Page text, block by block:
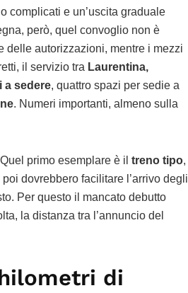
complicati e un’uscita graduale
però, quel convoglio non è
delle autorizzazioni, mentre i mezzi
il servizio tra Laurentina,
a sedere, quattro spazi per sedie a
. Numeri importanti, almeno sulla
primo esemplare è il treno tipo,
dovrebbero facilitare l’arrivo degli
Per questo il mancato debutto
la distanza tra l’annuncio del
di